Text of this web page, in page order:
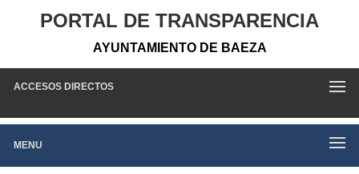
PORTAL DE TRANSPARENCIA
AYUNTAMIENTO DE BAEZA
ACCESOS DIRECTOS
MENU